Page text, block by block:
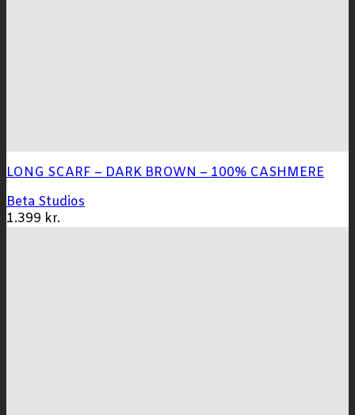
LONG SCARF – DARK BROWN – 100% CASHMERE
Beta Studios
1.399 kr.